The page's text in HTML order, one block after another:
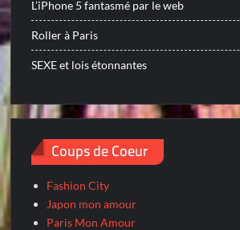
L’iPhone 5 fantasmé par le web
Roller à Paris
SEXE et lois étonnantes
Coups de Coeur
Fashion City
Japon mon amour
Paris Mon Amour